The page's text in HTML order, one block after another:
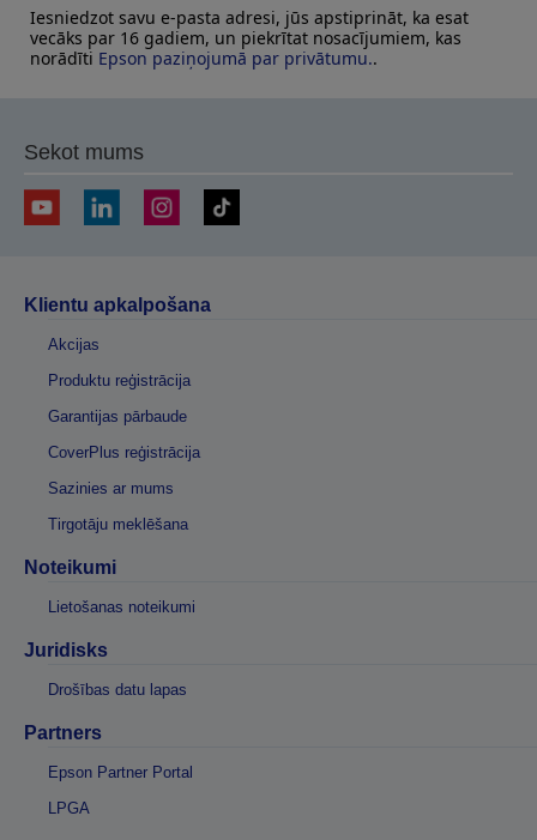
Iesniedzot savu e-pasta adresi, jūs apstiprināt, ka esat
vecāks par 16 gadiem, un piekrītat nosacījumiem, kas
norādīti Epson paziņojumā par privātumu..
Sekot mums
Klientu apkalpošana
Akcijas
Produktu reģistrācija
Garantijas pārbaude
CoverPlus reģistrācija
Sazinies ar mums
Tirgotāju meklēšana
Noteikumi
Lietošanas noteikumi
Juridisks
Drošības datu lapas
Partners
Epson Partner Portal
LPGA